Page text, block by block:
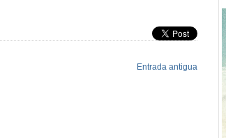
Entrada antigua